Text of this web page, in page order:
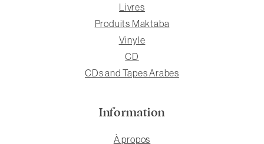
Livres
Produits Maktaba
Vinyle
CD
CDs and Tapes Arabes
Information
À propos